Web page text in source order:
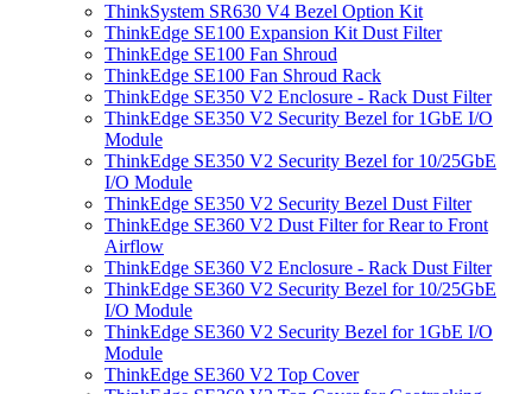
ThinkSystem SR630 V4 Bezel Option Kit
ThinkEdge SE100 Expansion Kit Dust Filter
ThinkEdge SE100 Fan Shroud
ThinkEdge SE100 Fan Shroud Rack
ThinkEdge SE350 V2 Enclosure - Rack Dust Filter
ThinkEdge SE350 V2 Security Bezel for 1GbE I/O
Module
ThinkEdge SE350 V2 Security Bezel for 10/25GbE
I/O Module
ThinkEdge SE350 V2 Security Bezel Dust Filter
ThinkEdge SE360 V2 Dust Filter for Rear to Front
Airflow
ThinkEdge SE360 V2 Enclosure - Rack Dust Filter
ThinkEdge SE360 V2 Security Bezel for 10/25GbE
I/O Module
ThinkEdge SE360 V2 Security Bezel for 1GbE I/O
Module
ThinkEdge SE360 V2 Top Cover